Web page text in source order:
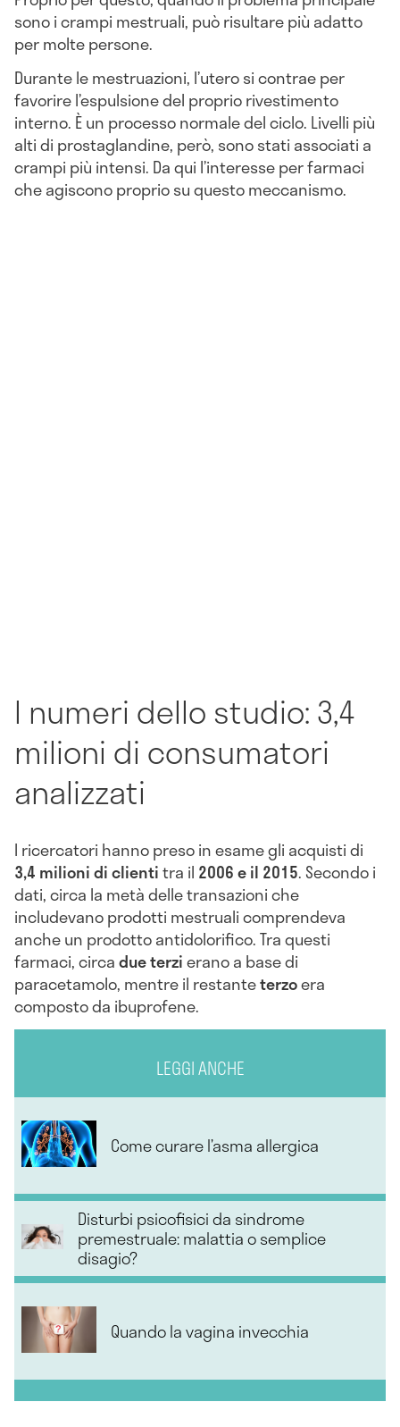
sono i crampi mestruali, può risultare più adatto
per molte persone.
Durante le mestruazioni, l’utero si contrae per
favorire l’espulsione del proprio rivestimento
interno. È un processo normale del ciclo. Livelli più
alti di prostaglandine, però, sono stati associati a
crampi più intensi. Da qui l’interesse per farmaci
che agiscono proprio su questo meccanismo.
I numeri dello studio: 3,4
milioni di consumatori
analizzati
I ricercatori hanno preso in esame gli acquisti di
3,4 milioni di clientitra il 2006 e il 2015. Secondo i
dati, circa la metà delle transazioni che
includevano prodotti mestruali comprendeva
anche un prodotto antidolorifico. Tra questi
farmaci, circadue terzierano a base di
paracetamolo, mentre il restanteterzoera
composto da ibuprofene.
LEGGI ANCHE
Come curare l’asma allergica
Disturbi psicofisici da sindrome
premestruale: malattia o semplice
disagio?
Quando la vagina invecchia